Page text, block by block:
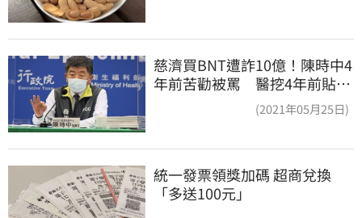
慈濟買BNT遭詐10億！陳時中4
年前苦勸被罵 醫挖4年前貼
(2021年05月25日)
統一發票領獎加碼 超商兌換
「多送100元」